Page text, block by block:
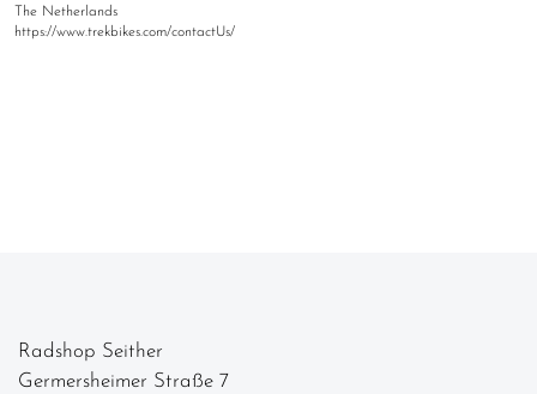
The Netherlands
https://www.trekbikes.com/contactUs/
Radshop Seither
Germersheimer Straße 7